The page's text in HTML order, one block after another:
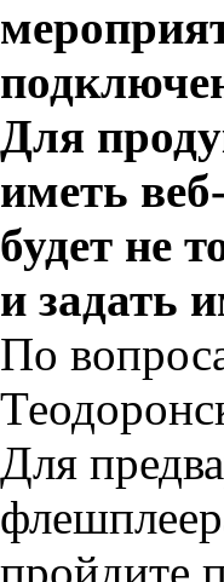
Для
иметь
будет не
и задать
По
Для